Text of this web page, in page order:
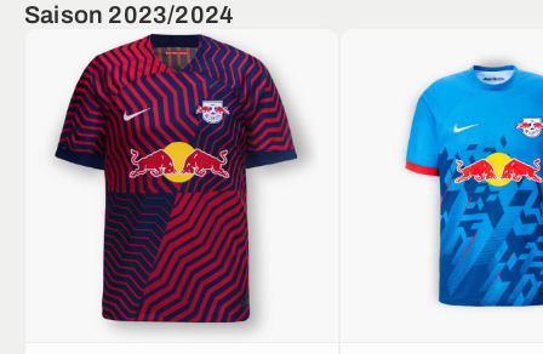
Saison 2023/2024